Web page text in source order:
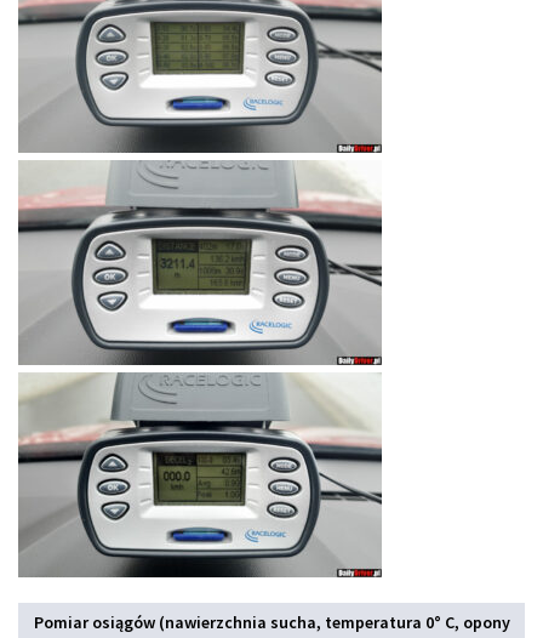
Pomiar osiągów (nawierzchnia sucha, temperatura 0° C, opony